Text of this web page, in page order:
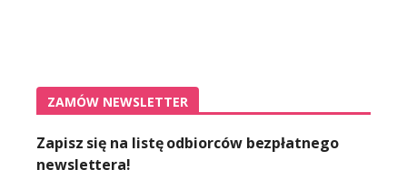
ZAMÓW NEWSLETTER
Zapisz się na listę odbiorców bezpłatnego
newslettera!